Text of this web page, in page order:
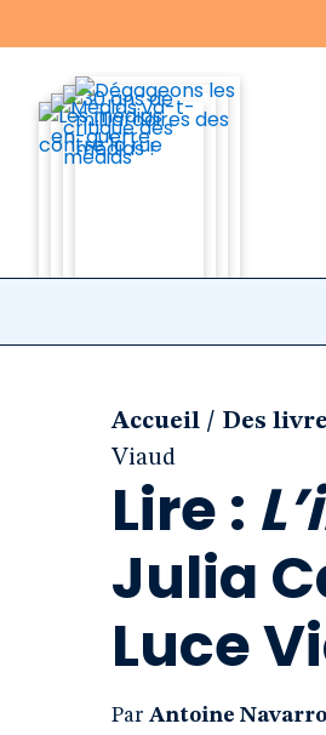
Accueil / Des
Viaud
Lire :
Julia
Luce
Par Antoine Navarro